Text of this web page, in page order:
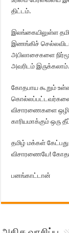
திட்டம்.
இலங்கையிலுள்ள
இணங்கிச்
அபிலாசைகளை
அவரிடம் இருக்கலாம்.
கோதபாய கூறும்
விசாரணைகளை
காரியமாக்கும் ஒரு
தமிழ் மக்கள்
விசாரணையே!
பனங்காட்டான்